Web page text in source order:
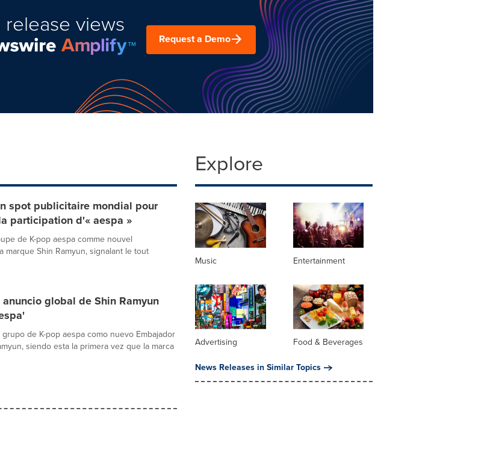
views
Request a Demo
spot publicitaire mondial pour
participation d'« aespa »
de K-pop aespa comme nouvel
marque Shin Ramyun, signalant le tout
global de Shin Ramyun
de K-pop aespa como nuevo Embajador
siendo esta la primera vez que la marca
Explore
Music Entertainment
Advertising
Food & Beverages
News Releases in Similar Topics